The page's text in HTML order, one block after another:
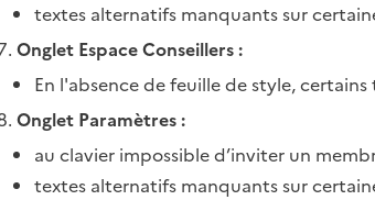
textes alternatifs manquants sur
Onglet Espace Conseillers :
En l'absence de feuille de style,
Onglet Paramètres :
au clavier impossible d’inviter un
textes alternatifs manquants sur